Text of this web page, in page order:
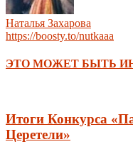
Наталья Захарова
https://boosty.to/nutkaaa
ЭТО МОЖЕТ БЫТЬ
Итоги Конкурса
Церетели»